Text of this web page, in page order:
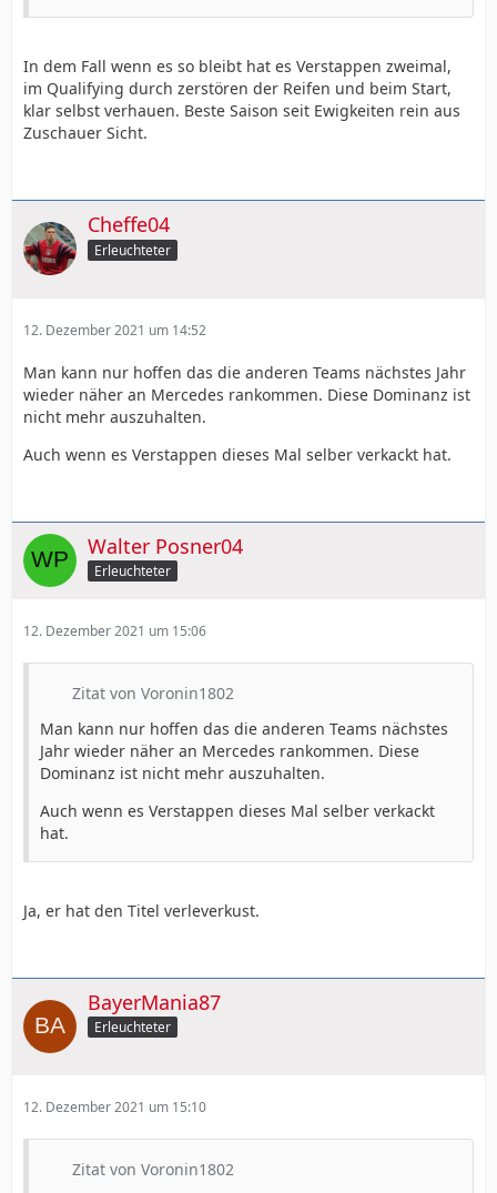
In dem Fall wenn es so bleibt hat es Verstappen zweimal,
im Qualifying durch zerstören der Reifen und beim Start,
klar selbst verhauen. Beste Saison seit Ewigkeiten rein aus
Zuschauer Sicht.
Cheffe04
Erleuchteter
12. Dezember 2021 um 14:52
Man kann nur hoffen das die anderen Teams nächstes Jahr
wieder näher an Mercedes rankommen. Diese Dominanz ist
nicht mehr auszuhalten.
Auch wenn es Verstappen dieses Mal selber verkackt hat.
Walter Posner04
Erleuchteter
12. Dezember 2021 um 15:06
Zitat von Voronin1802
Man kann nur hoffen das die anderen Teams nächstes
Jahr wieder näher an Mercedes rankommen. Diese
Dominanz ist nicht mehr auszuhalten.
Auch wenn es Verstappen dieses Mal selber verkackt
hat.
Ja, er hat den Titel verleverkust.
BayerMania87
Erleuchteter
12. Dezember 2021 um 15:10
Zitat von Voronin1802